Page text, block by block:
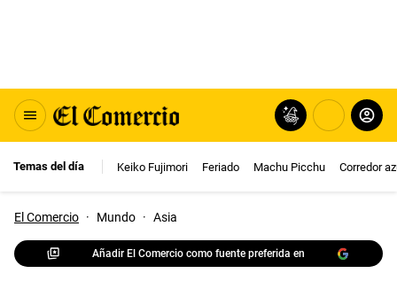
Temas del día Keiko Fujimori Feriado Machu Picchu Corredor
El Comercio · Mundo · Asia
Añadir El Comercio como fuente preferida en